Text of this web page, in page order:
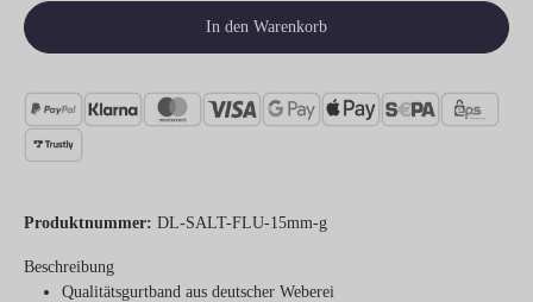
In den Warenkorb
Produktnummer: DL-SALT-FLU-15mm-g
Beschreibung
Qualitätsgurtband aus deutscher Weberei